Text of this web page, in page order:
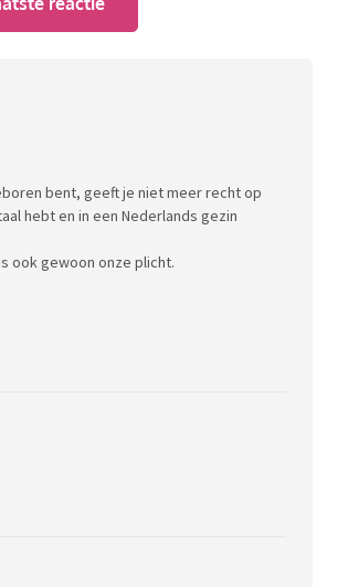
niet ten goede?
bent, geeft je niet meer recht op
hebt en in een Nederlands gezin
ook gewoon onze plicht.